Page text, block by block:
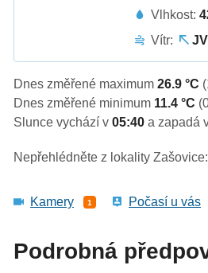
Vlhkost:
Vítr:
Dnes změřené maximum26.9 °C
Dnes změřené minimum 11.4 °C
Slunce vychází v05:40a zapadá
Nepřehlédněte z lokality Zašovice:
Kamery 1 Počasí u vás
Podrobná